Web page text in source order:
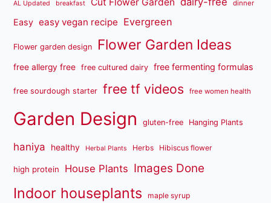
AL Updated breakfast dinner
Easy easy vegan recipe Evergreen
Flower garden design Flower Garden Ideas
free allergy free free cultured dairy free fermenting formulas
free sourdough starter free tf videos free women health
Garden Design gluten-free Hanging Plants
haniya healthy Herbal Plants Herbs Hibiscus flower
high protein House Plants Images Done
Indoor houseplants maple syrup